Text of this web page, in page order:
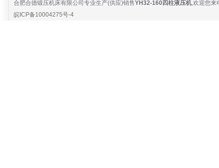
合肥合德锻压机床有限公司专业生产(供应)销售YH32-160四柱液压机,欢迎您来
皖ICP备10004275号-4